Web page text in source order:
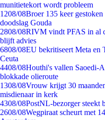
munitietekort wordt probleem
1208/08Broer 135 keer gestoken
doodslag Gouda
2808/08RIVM vindt PFAS in al
blijft advies
6808/08EU bekritiseert Meta en
Ceuta
4408/08Houthi's vallen Saoedi-
blokkade olieroute
1308/08Vrouw krijgt 30
misdienaar in kerk
4308/08PostNL-bezorger steekt
2608/08Wegpiraat scheurt met